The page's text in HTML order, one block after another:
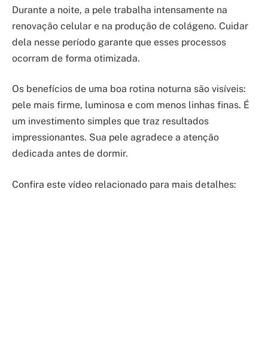
Durante a noite, a pele trabalha intensamente na
renovação celular e na produção de colágeno. Cuidar
dela nesse período garante que esses processos
ocorram de forma otimizada.
Os benefícios de uma boa rotina noturna são visíveis:
pele mais firme, luminosa e com menos linhas finas. É
um investimento simples que traz resultados
impressionantes. Sua pele agradece a atenção
dedicada antes de dormir.
Confira este vídeo relacionado para mais detalhes: